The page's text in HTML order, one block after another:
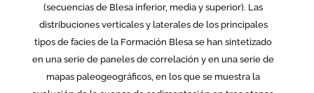
(secuencias de Blesa inferior, media y superior). Las
distribuciones verticales y laterales de los principales
tipos de facies de la Formación Blesa se han sintetizado
en una serie de paneles de correlación y en una serie de
mapas paleogeográficos, en los que se muestra la